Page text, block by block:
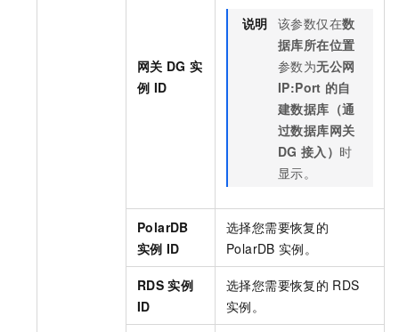
网关 DG 实
例 ID
说明 该参数仅在数
据库所在位置
参数为无公网
IP:Port 的自
建数据库（通
过数据库网关
DG 接入） 时
显示。
PolarDB
实例 ID
选择您需要恢复的
PolarDB 实例。
RDS 实例
ID
选择您需要恢复的 RDS
实例。